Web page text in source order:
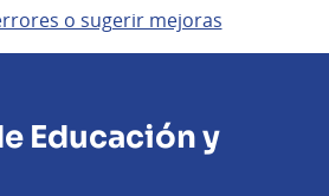
o sugerir mejoras
Educación y